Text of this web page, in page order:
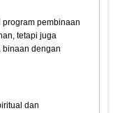
pembinaan
tetapi juga
binaan dengan
dan